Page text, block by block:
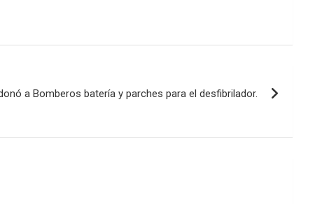
a Bomberos batería y parches para el desfibrilador.